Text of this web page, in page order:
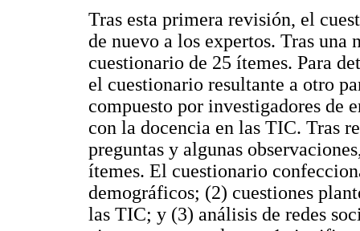
Tras esta primera revisión, el
de nuevo a los expertos. Tras
cuestionario de 25 ítemes. Para
el cuestionario resultante a otro
compuesto por investigadores de
con la docencia en las TIC. Tras
preguntas y algunas
ítemes. El cuestionario
demográficos; (2) cuestiones
las TIC; y (3) análisis de redes